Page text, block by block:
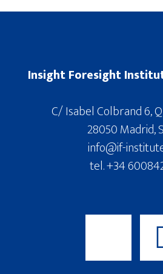
Insight Foresight
C/ Isabel Colbrand 6,
28050 Madrid,
info@if-
tel. +34